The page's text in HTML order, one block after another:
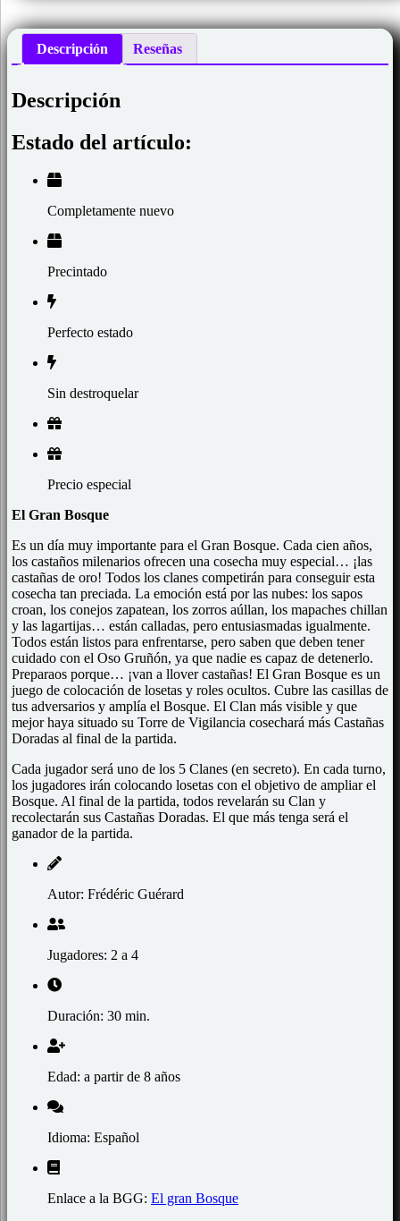
Descripción Reseñas
Descripción
Estado del artículo:
Completamente nuevo
Precintado
Perfecto estado
Sin destroquelar
Precio especial
El Gran Bosque
Es un día muy importante para el Gran Bosque. Cada cien años,
los castaños milenarios ofrecen una cosecha muy especial… ¡las
castañas de oro! Todos los clanes competirán para conseguir esta
cosecha tan preciada. La emoción está por las nubes: los sapos
croan, los conejos zapatean, los zorros aúllan, los mapaches chillan
y las lagartijas… están calladas, pero entusiasmadas igualmente.
Todos están listos para enfrentarse, pero saben que deben tener
cuidado con el Oso Gruñón, ya que nadie es capaz de detenerlo.
Preparaos porque… ¡van a llover castañas! El Gran Bosque es un
juego de colocación de losetas y roles ocultos. Cubre las casillas de
tus adversarios y amplía el Bosque. El Clan más visible y que
mejor haya situado su Torre de Vigilancia cosechará más Castañas
Doradas al final de la partida.
Cada jugador será uno de los 5 Clanes (en secreto). En cada turno,
los jugadores irán colocando losetas con el objetivo de ampliar el
Bosque. Al final de la partida, todos revelarán su Clan y
recolectarán sus Castañas Doradas. El que más tenga será el
ganador de la partida.
Autor: Frédéric Guérard
Jugadores: 2 a 4
Duración: 30 min.
Edad: a partir de 8 años
Idioma: Español
Enlace a la BGG: El gran Bosque